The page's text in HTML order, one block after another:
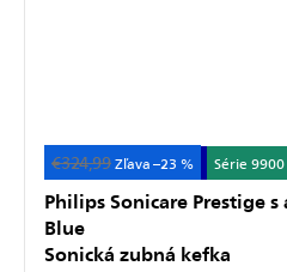
Akcia + 1 rok záruka Série 9900
€324,99 –23 %
Philips Sonicare Prestige
Blue
Sonická zubná kefka